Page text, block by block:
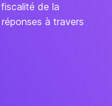
de la
à travers